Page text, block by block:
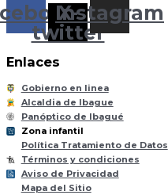
X-
twitter
Instagram
Enlaces
Gobierno en linea
Alcaldia de Ibague
Panóptico de Ibagué
til
Zona infantil
Política Tratamiento de Datos
Términos y condiciones
Aviso de Privacidad
Mapa del Sitio